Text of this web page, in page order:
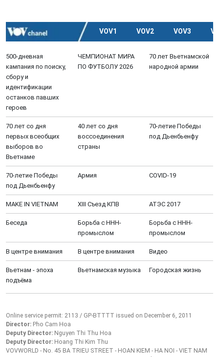
VOV1 VOV2 VOV3
500-дневная
кампания по поиску,
сбору и
идентификации
останков павших
героев
ЧЕМПИОНАТ МИРА
ПО ФУТБОЛУ 2026
70 лет Вьетнамской
народной армии
70 лет со дня
первых всеобщих
выборов во
Вьетнаме
40 лет со дня
воссоединения
страны
70-летие Победы
под Дьенбьенфу
70-летие Победы
под Дьенбьенфу
Aрмия COVID-19
MAKE IN VIETNAM XIII Cъезд КПВ АТЭС 2017
Беседа
Борьба с ННН-
промыслом
Борьба с ННН-
промыслом
В центре внимания В центре внимания Видео
Вьетнам - эпоха
подъёма
Вьетнамская музыка Городская жизнь
Online service permit: 2113 / GP-BTTTT issued on December 6, 2011
Director: Pho Cam Hoa
Deputy Director: Nguyen Thi Thu Hoa
Deputy Director: Hoang Thi Kim Thu
VOVWORLD - No. 45 BA TRIEU STREET - HOAN KIEM - HA NOI - VIET NAM